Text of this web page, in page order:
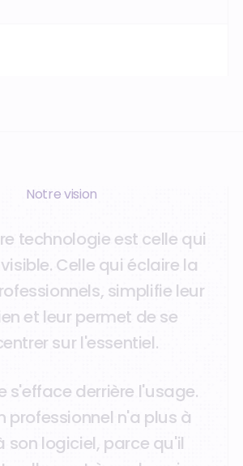
Notre vision
re technologie est celle qui
visible. Celle qui éclaire la
rofessionnels, simplifie leur
en et leur permet de se
entrer sur l'essentiel.
s'efface derrière l'usage.
professionnel n'a plus à
son logiciel, parce qu'il